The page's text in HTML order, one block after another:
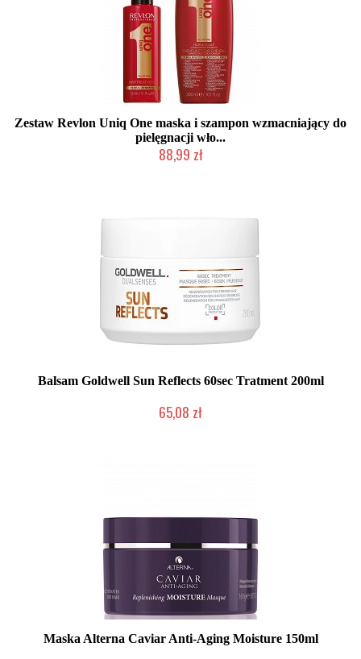
Zestaw Revlon Uniq One maska i szampon wzmacniający do
pielęgnacji wło...
88,99 zł
Balsam Goldwell Sun Reflects 60sec Tratment 200ml
65,08 zł
Maska Alterna Caviar Anti-Aging Moisture 150ml